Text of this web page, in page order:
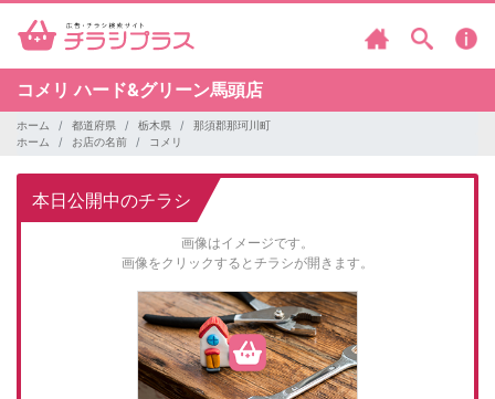
コメリハード&グリーン馬頭店
ホーム 都道府県 栃木県
那須郡那珂川町
ホーム
お店の名前 コメリ
本日公開中のチラシ
画像はイメージです。
画像をクリックするとチラシが開きます。